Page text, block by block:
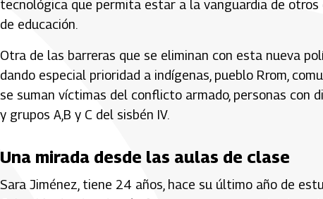
tecnológica que permita estar a la vanguardia de
de educación.
Otra de las barreras que se eliminan con esta nueva
dando especial prioridad a indígenas, pueblo Rrom,
se suman víctimas del conflicto armado, personas con
y grupos A,B y C del sisbén IV.
Una mirada desde las aulas de clase
Sara Jiménez, tiene 24 años, hace su último año de